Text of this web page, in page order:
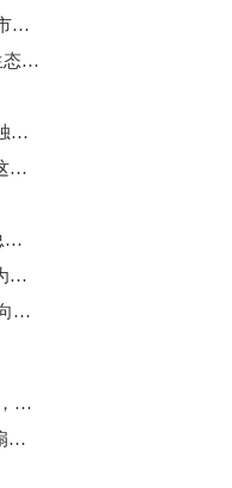
今日要闻!从“刚需兜底”转向“悦己提质” 消费市场场景创新提速
蒙草生态：公司拥有自主知识产权的智慧化生态产业大数据平台，可实现“一地一方”精准生态修复-快看
男乒3-1法国展底蕴！一三盘均逆转，王楚钦独得2分，梁靖崑太硬了
瓜迪奥拉谈杰里米·多库的进步：曼城主帅称这位边锋不仅只有进球和助攻
每日消息!均瑶健康2025年亏损扩大至1.9亿 总经理俞巍薪酬344.29万
法甲：前雷恩体育总监弗雷德里克·马萨拉成为马赛接替贝纳蒂亚的目标人选 今日看点
生意社铝(期)5月8日均差为-227.42元/吨 由负向扩大转为缩小|焦点快播
全国CPPM官方报名中心｜中供国培授权机构，正规报考通道
河南夏季消暑消费迎高峰 创维静享驱蚊循环扇适用家庭刚需